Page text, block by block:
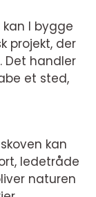
I bygge
projekt, der
Det handler
et sted,
kan
ledetråde
naturen